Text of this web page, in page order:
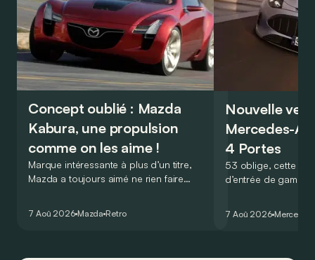
Concept oublié : Mazda
Kabura, une propulsion
comme on les aime !
Marque intéressante à plus d’un titre,
Mazda a toujours aimé ne rien faire
de la plus belle des manières…
7 Aoû 2026 Mazda Retro
Nouvelle
Mercedes-
4 Portes
53 oblige, cette
d’entrée de
moins…
7 Aoû 2026 Mercedes